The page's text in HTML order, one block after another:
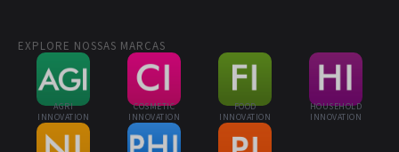
EXPLORE NOSSAS MARCAS
AGRI
INNOVATION
COSMETIC
INNOVATION
FOOD
INNOVATION
HOUSEHOLD
INNOVATION